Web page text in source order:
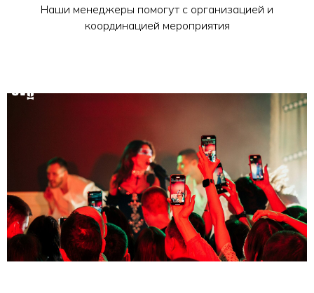
Наши менеджеры помогут с организацией и
координацией мероприятия